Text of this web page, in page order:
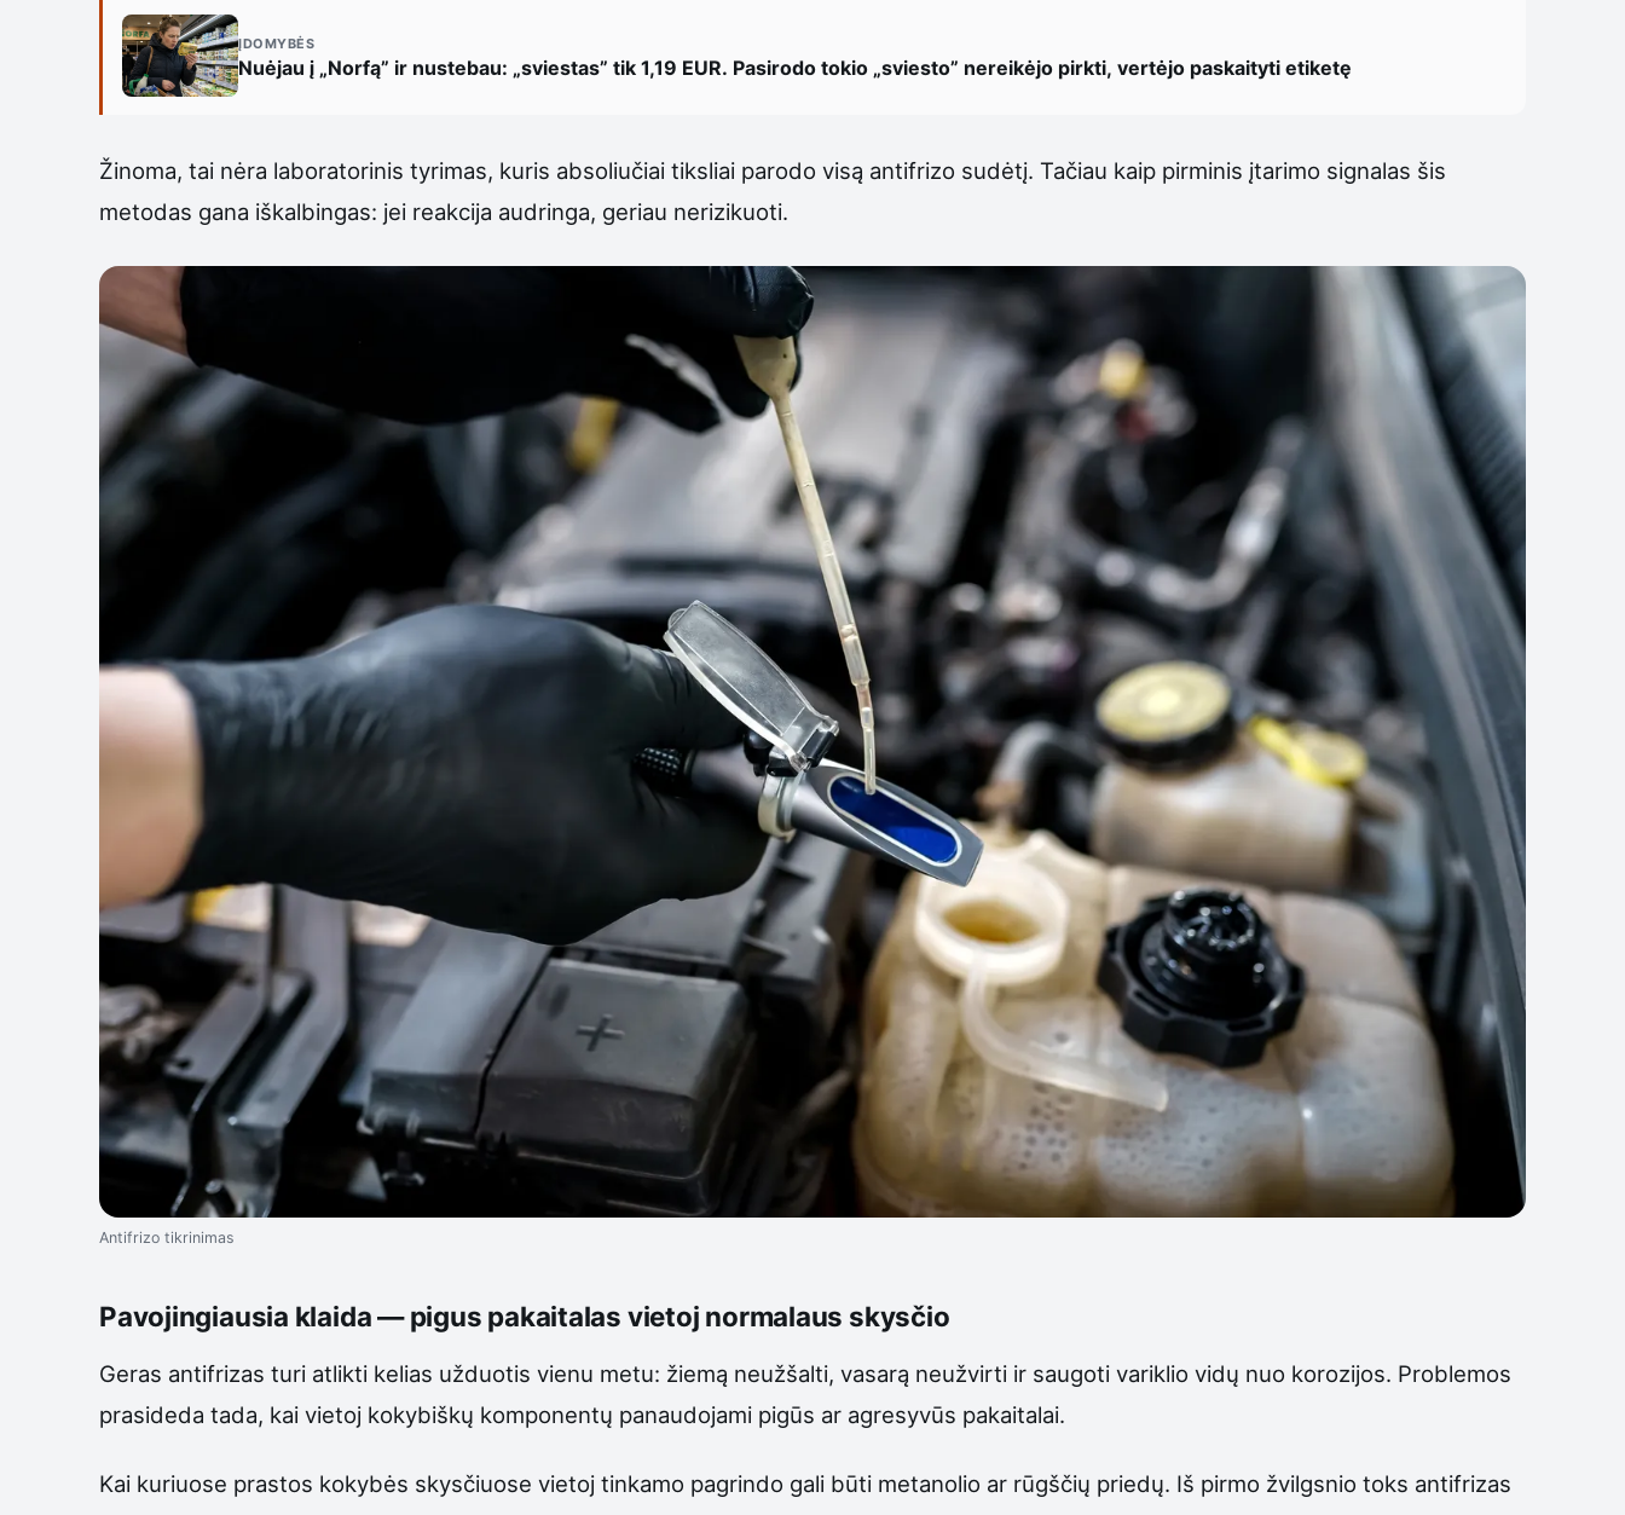
ĮDOMYBĖS
Nuėjau į „Norfą” ir nustebau: „sviestas” tik 1,19 EUR. Pasirodo tokio „sviesto” nereikėjo pirkti, vertėjo paskaityti etiketę
Žinoma, tai nėra laboratorinis tyrimas, kuris absoliučiai tiksliai parodo visą antifrizo sudėtį. Tačiau kaip pirminis įtarimo signalas šis
metodas gana iškalbingas: jei reakcija audringa, geriau nerizikuoti.
Antifrizo tikrinimas
Pavojingiausia klaida — pigus pakaitalas vietoj normalaus skysčio
Geras antifrizas turi atlikti kelias užduotis vienu metu: žiemą neužšalti, vasarą neužvirti ir saugoti variklio vidų nuo korozijos. Problemos
prasideda tada, kai vietoj kokybiškų komponentų panaudojami pigūs ar agresyvūs pakaitalai.
Kai kuriuose prastos kokybės skysčiuose vietoj tinkamo pagrindo gali būti metanolio ar rūgščių priedų. Iš pirmo žvilgsnio toks antifrizas